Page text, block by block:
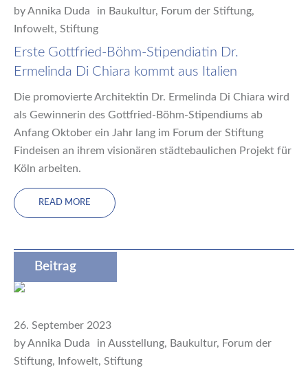
byAnnika Duda in Baukultur, Forum der Stiftung,
Infowelt, Stiftung
Erste Gottfried-Böhm-Stipendiatin Dr.
Ermelinda Di Chiara kommt aus Italien
Die promovierte Architektin Dr. Ermelinda Di Chiara wird
als Gewinnerin des Gottfried-Böhm-Stipendiums ab
Anfang Oktober ein Jahr lang im Forum der Stiftung
Findeisen an ihrem visionären städtebaulichen Projekt für
Köln arbeiten.
READ MORE
Beitrag
26. September 2023
byAnnika Duda in Ausstellung, Baukultur, Forum der
Stiftung, Infowelt, Stiftung